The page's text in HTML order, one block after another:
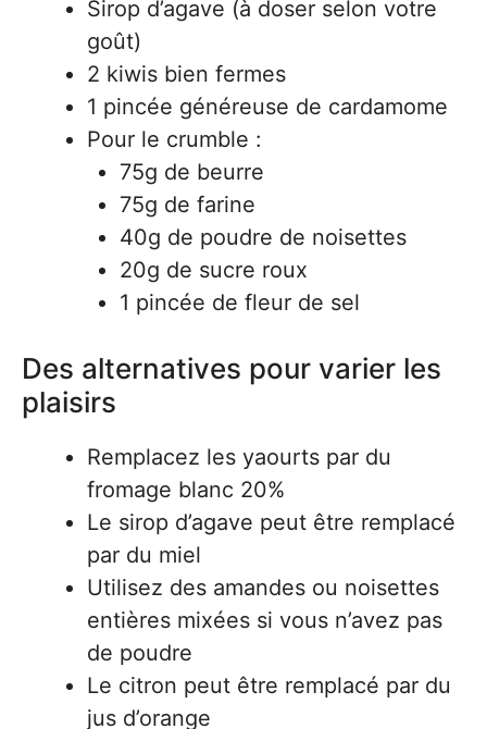
Sirop d’agave (à doser selon votre
goût)
2 kiwis bien fermes
1 pincée généreuse de cardamome
Pour le crumble :
75g de beurre
75g de farine
40g de poudre de noisettes
20g de sucre roux
1 pincée de fleur de sel
Des alternatives pour varier les
plaisirs
Remplacez les yaourts par du
fromage blanc 20%
Le sirop d’agave peut être remplacé
par du miel
Utilisez des amandes ou noisettes
entières mixées si vous n’avez pas
de poudre
Le citron peut être remplacé par du
jus d’orange